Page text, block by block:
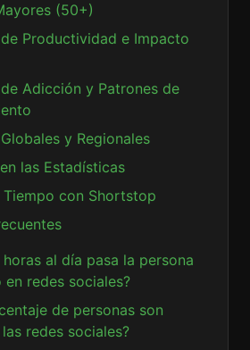
(50+)
Productividad e Impacto
Adicción y Patrones de
y Regionales
las Estadísticas
Tiempo con Shortstop
horas al día pasa la persona
en redes sociales?
de personas son
redes sociales?